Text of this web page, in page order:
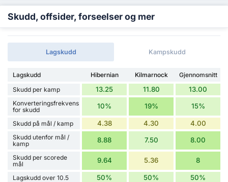
Skudd, offsider, forseelser og mer
Lagskudd Kampskudd
Lagskudd Hibernian Kilmarnock
Gjennomsnitt
Skudd per kamp
13.25 11.80 13.00
Konverteringsfrekvens
for skudd
10% 19% 15%
Skudd på mål / kamp 4.38 4.30 4.00
Skudd utenfor mål /
kamp
8.88 7.50 8.00
Skudd per scorede
mål
9.64 5.36 8
Lagskudd over 10.5 50% 50% 50%